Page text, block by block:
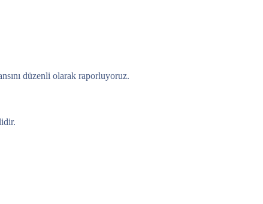
düzenli olarak raporluyoruz.